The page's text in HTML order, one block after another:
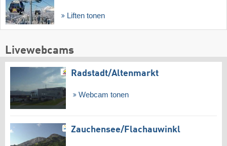
Liften tonen
Livewebcams
Radstadt/​Altenmarkt
Webcam tonen
Zauchensee/​Flachauwinkl